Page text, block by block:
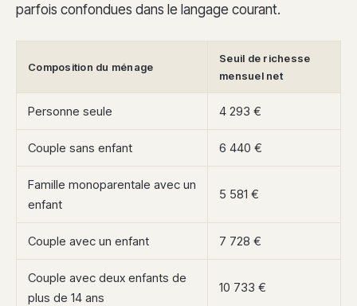
parfois confondues dans le langage courant.
Composition du ménage
Seuil de richesse
mensuel net
Personne seule 4 293 €
Couple sans enfant 6 440 €
Famille monoparentale avec un
enfant
5 581 €
Couple avec un enfant 7 728 €
Couple avec deux enfants de
plus de 14 ans
10 733 €